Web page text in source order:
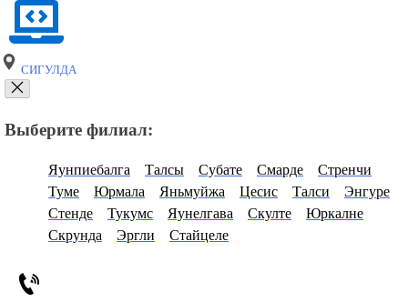
СИГУЛДА
Выберите филиал:
Яунпиебалга Талсы Субате Смарде
Стренчи
Туме
Юрмала Яньмуйжа Цесис Талси
Энгуре
Стенде
Тукумс Яунелгава Скулте
Юркалне
Скрунда
Эргли Стайцеле